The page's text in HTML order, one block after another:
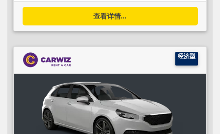
查看详情...
经济型